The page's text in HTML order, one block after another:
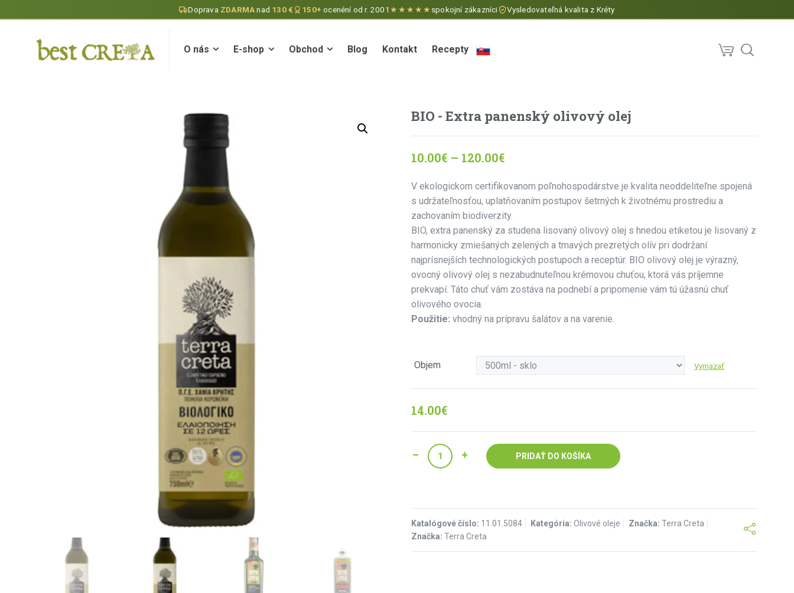
Doprava ZDARMAnad 130 € 150+ ocenéní od r. 2001 ★★★★★ spokojní zákazníci Vysledovateľná kvalita z Kréty
O nás E-shop Obchod Blog Kontakt Recepty
O nás E-shop Obchod Blog Kontakt Recepty
BIO - Extra panenský olivový olej
10.00€ – 120.00€
V ekologickom certifikovanom poľnohospodárstve je kvalita neoddeliteľne spojená
s udržateľnosťou, uplatňovaním postupov šetrných k životnému prostrediu a
zachovaním biodiverzity.
BIO, extra panenský za studena lisovaný olivový olej s hnedou etiketou je lisovaný z
harmonicky zmiešaných zelených a tmavých prezretých olív pri dodržaní
najprísnejších technologických postupoch a receptúr. BIO olivový olej je výrazný,
ovocný olivový olej s nezabudnuteľnou krémovou chuťou, ktorá vás príjemne
prekvapí. Táto chuť vám zostáva na podnebí a pripomenie vám tú úžasnú chuť
olivového ovocia.
Použitie:vhodný na prípravu šalátov a na varenie.
Objem Vymazať
14.00€
PRIDAŤ DO KOŠÍKA
Katalógové číslo: 11.01.5084 Kategória:Olivové oleje Značka:Terra Creta
Značka:Terra Creta